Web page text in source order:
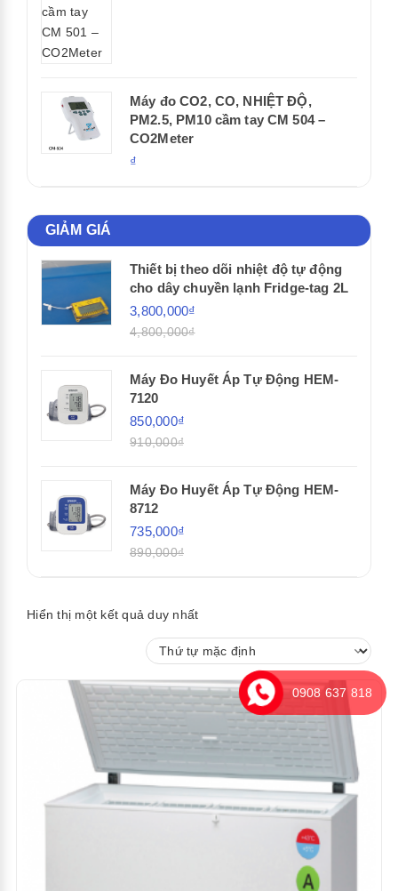
Máy đo CO2, CO, NHIỆT ĐỘ,
PM2.5, PM10 cầm tay CM 504 –
CO2Meter
₫
GIẢM GIÁ
Thiết bị theo dõi nhiệt độ tự động
cho dây chuyền lạnh Fridge-tag 2L
3,800,000₫
4,800,000₫
Máy Đo Huyết Áp Tự Động HEM-
7120
850,000₫
910,000₫
Máy Đo Huyết Áp Tự Động HEM-
8712
735,000₫
890,000₫
Hiển thị một kết quả duy nhất
0908 637 818